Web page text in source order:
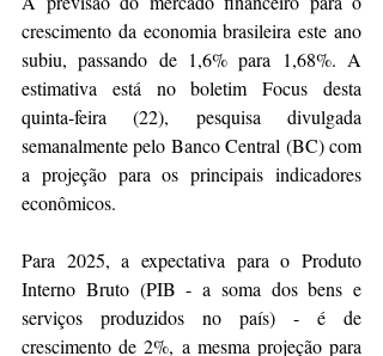
crescimento da economia brasileira este ano
subiu, passando de 1,6% para 1,68%. A
estimativa está no boletim Focus desta
quinta-feira (22), pesquisa divulgada
semanalmente pelo Banco Central (BC) com
a projeção para os principais indicadores
econômicos.
Para 2025, a expectativa para o Produto
Interno Bruto (PIB - a soma dos bens e
serviços produzidos no país) - é de
crescimento de 2%, a mesma projeção para